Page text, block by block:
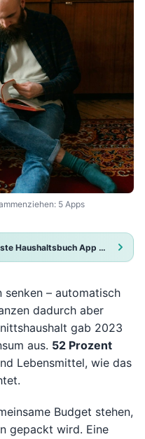
5 Apps
Wir haben gerade Monee als Beste Haushaltsbuch App 2025 ausgezeichnet!
senken – automatisch
dadurch aber
gab 2023
aus. 52 Prozent
Lebensmittel, wie das
Budget stehen,
gepackt wird. Eine